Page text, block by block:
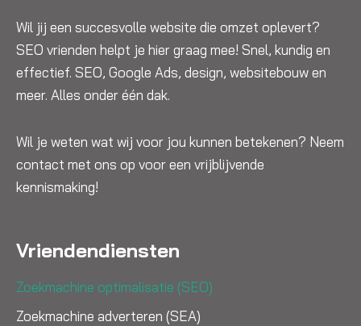
Wil jij een succesvolle website die omzet oplevert?
SEO vrienden helpt je hier graag mee! Snel, kundig en
effectief. SEO, Google Ads, design, websitebouw en
meer. Alles onder één dak.
Wil je weten wat wij voor jou kunnen betekenen? Neem
contact met ons op voor een vrijblijvende
kennismaking!
Vriendendiensten
Zoekmachine optimalisatie (SEO)
Zoekmachine adverteren (SEA)